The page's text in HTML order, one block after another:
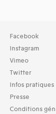
Collection
Archives (13)
Domaines
01-
03-
04-
05-
Facebook
Instagram
Vimeo
Twitter
Infos pratiques
Presse
Conditions